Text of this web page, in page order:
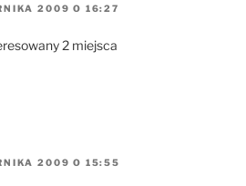
2009 O 16:27
2 miejsca
2009 O 15:55